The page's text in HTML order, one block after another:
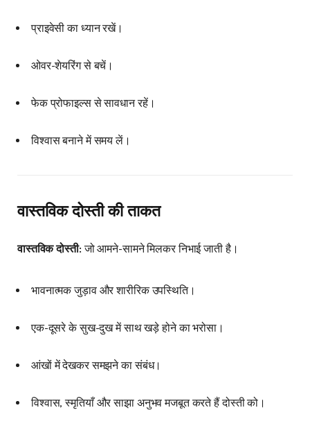
प्राइवेसी का ध्यान रखें।
ओवर-शेयरिंग से बचें।
फेक प्रोफाइल्स से सावधान रहें।
विश्वास बनाने में समय लें।
वास्तविक दोस्ती की ताकत
वास्तविक दोस्ती: जो आमने-सामने मिलकर निभाई जाती है।
भावनात्मक जुड़ाव और शारीरिक उपस्थिति।
एक-दूसरे के सुख-दुख में साथ खड़े होने का भरोसा।
आंखों में देखकर समझने का संबंध।
विश्वास, स्मृतियाँ और साझा अनुभव मजबूत करते हैं दोस्ती को।